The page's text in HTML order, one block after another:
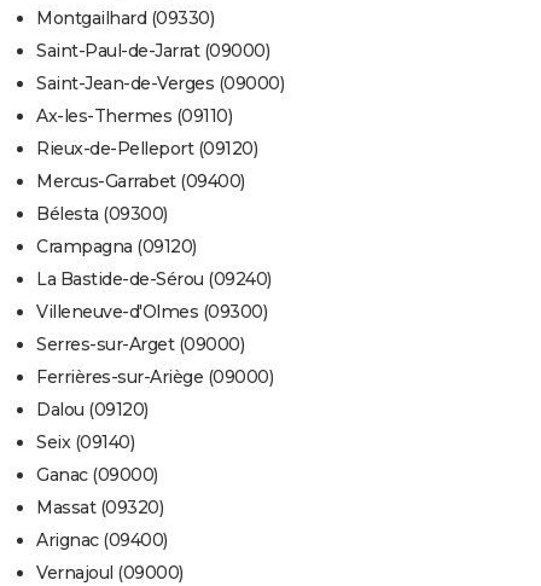
Montgailhard (09330)
Saint-Paul-de-Jarrat (09000)
Saint-Jean-de-Verges (09000)
Ax-les-Thermes (09110)
Rieux-de-Pelleport (09120)
Mercus-Garrabet (09400)
Bélesta (09300)
Crampagna (09120)
La Bastide-de-Sérou (09240)
Villeneuve-d'Olmes (09300)
Serres-sur-Arget (09000)
Ferrières-sur-Ariège (09000)
Dalou (09120)
Seix (09140)
Ganac (09000)
Massat (09320)
Arignac (09400)
Vernajoul (09000)